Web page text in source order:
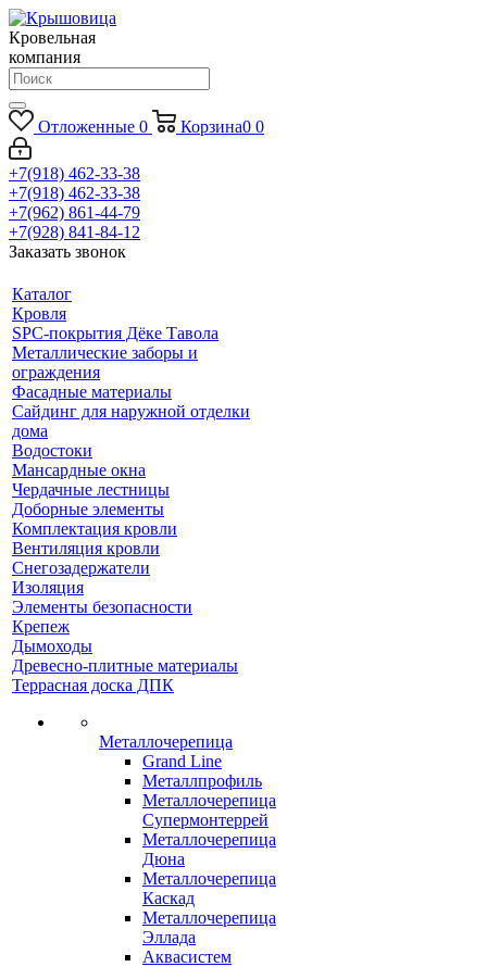
Кровельная
компания
Отложенные 0 Корзина0 0
+7(918) 462-33-38
+7(918) 462-33-38
+7(962) 861-44-79
+7(928) 841-84-12
Заказать звонок
Каталог
Кровля
SPC-покрытия Дёке Тавола
Металлические заборы и
ограждения
Фасадные материалы
Сайдинг для наружной отделки
дома
Водостоки
Мансардные окна
Чердачные лестницы
Доборные элементы
Комплектация кровли
Вентиляция кровли
Снегозадержатели
Изоляция
Элементы безопасности
Крепеж
Дымоходы
Древесно-плитные материалы
Террасная доска ДПК
Металлочерепица
Grand Line
Металлпрофиль
Металлочерепица
Супермонтеррей
Металлочерепица
Дюна
Металлочерепица
Каскад
Металлочерепица
Эллада
Аквасистем